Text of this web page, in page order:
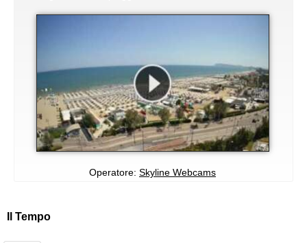
Operatore: Skyline Webcams
Il Tempo